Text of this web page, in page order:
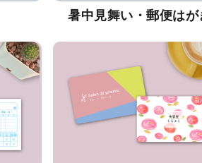
暑中見舞い・郵便はが